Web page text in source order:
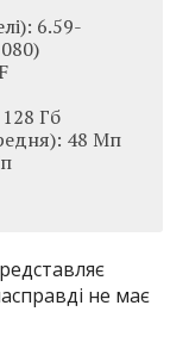
6.59-
Гб
48 Мп
не має